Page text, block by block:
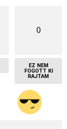
0
EZ NEM
FOGOTT KI
RAJTAM